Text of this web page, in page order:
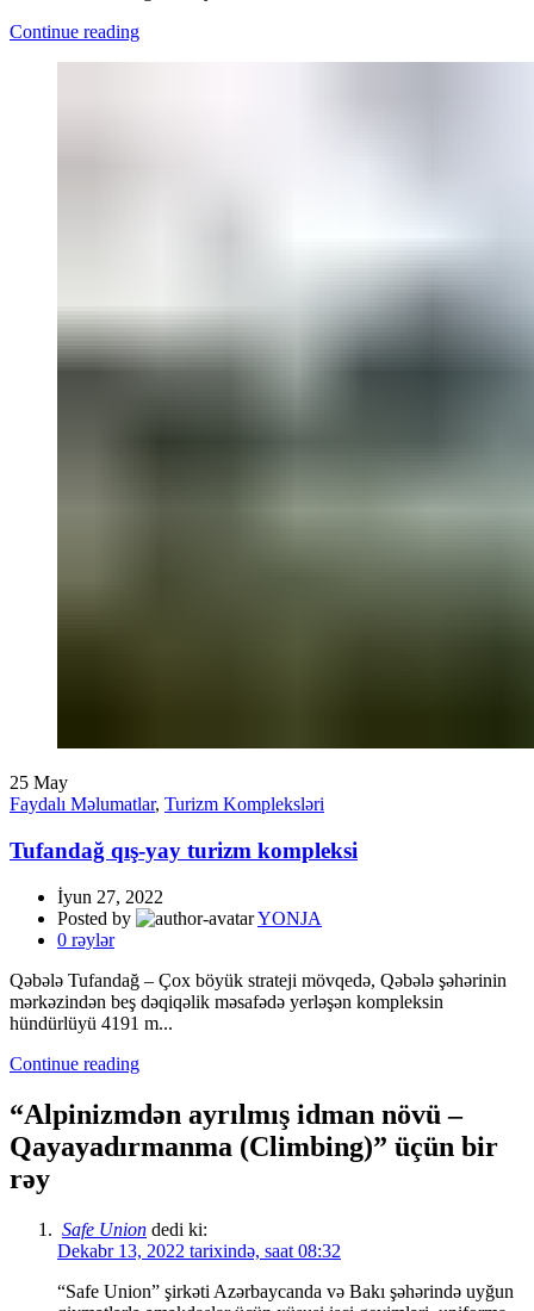
Continue reading
25 May
Faydalı Məlumatlar, Turizm Kompleksləri
Tufandağ qış-yay turizm kompleksi
İyun 27, 2022
Posted by
YONJA
0 rəylər
Qəbələ Tufandağ – Çox böyük strateji mövqedə, Qəbələ şəhərinin
mərkəzindən beş dəqiqəlik məsafədə yerləşən kompleksin
hündürlüyü 4191 m...
Continue reading
“Alpinizmdən ayrılmış idman növü –
Qayayadırmanma (Climbing)” üçün bir
rəy
Safe Union dedi ki:
Dekabr 13, 2022 tarixində, saat 08:32
“Safe Union” şirkəti Azərbaycanda və Bakı şəhərində uyğun